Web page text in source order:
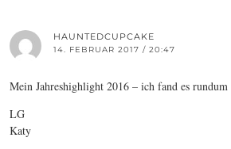
HAUNTEDCUPCAKE
14. FEBRUAR 2017 / 20:47
Mein Jahreshighlight 2016 – ich fand es rundum
LG
Katy